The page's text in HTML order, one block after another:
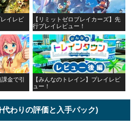
イレビ
【リミットゼロブレイカーズ】先
行プレイレビュー！
課金で引
【みんなのトレイン】プレイレビ
ュー！
代わりの評価と入手パック)